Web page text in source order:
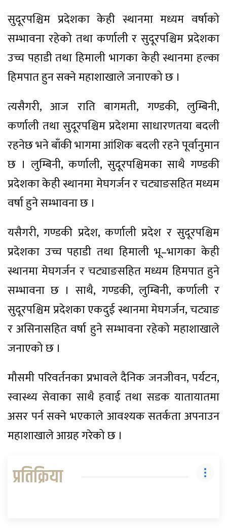
सुदूरपश्चिम प्रदेशका केही स्थानमा मध्यम वर्षाको
सम्भावना रहेको तथा कर्णाली र सुदूरपश्चिम प्रदेशका
उच्च पहाडी तथा हिमाली भागका केही स्थानमा हल्का
हिमपात हुन सक्ने महाशाखाले जनाएको छ ।
त्यसैगरी, आज राति बागमती, गण्डकी, लुम्बिनी,
कर्णाली तथा सुदूरपश्चिम प्रदेशमा साधारणतया बदली
रहनेछ भने बाँकी भागमा आंशिक बदली रहने पूर्वानुमान
छ । लुम्बिनी, कर्णाली, सुदूरपश्चिमका साथै गण्डकी
प्रदेशका केही स्थानमा मेघगर्जन र चट्याङसहित मध्यम
वर्षा हुने सम्भावना छ ।
यसैगरी, गण्डकी प्रदेश, कर्णाली प्रदेश र सुदूरपश्चिम
प्रदेशका उच्च पहाडी तथा हिमाली भू–भागका केही
स्थानमा मेघगर्जन र चट्याङसहित मध्यम हिमपात हुने
सम्भावना छ । साथै, गण्डकी, लुम्बिनी, कर्णाली र
सुदूरपश्चिम प्रदेशका एकदुई स्थानमा मेघगर्जन, चट्याङ
र असिनासहित वर्षा हुने सम्भावना रहेको महाशाखाले
जनाएको छ ।
मौसमी परिवर्तनका प्रभावले दैनिक जनजीवन, पर्यटन,
स्वास्थ्य सेवाका साथै हवाई तथा सडक यातायातमा
असर पर्न सक्ने भएकाले आवश्यक सतर्कता अपनाउन
महाशाखाले आग्रह गरेको छ ।
प्रतिक्रिया